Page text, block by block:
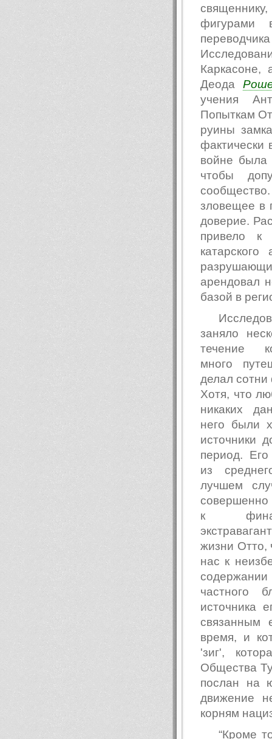
фигурами
Каркасоне,
Деода
учения
Попыткам
руины
фактически
войне была
чтобы
зловещее в
доверие.
привело к
арендовал
базой в
заняло
течение
много
делал
Хотя, что
никаких
него были
источники
период.
из
лучшем
к
жизни Отто,
нас к
частного
источника
связанным
время, и
'зиг',
Общества
послан на
движение
корням
“Кроме